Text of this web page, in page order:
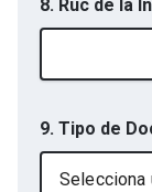
8. Ruc de la
9. Tipo de
Selecciona